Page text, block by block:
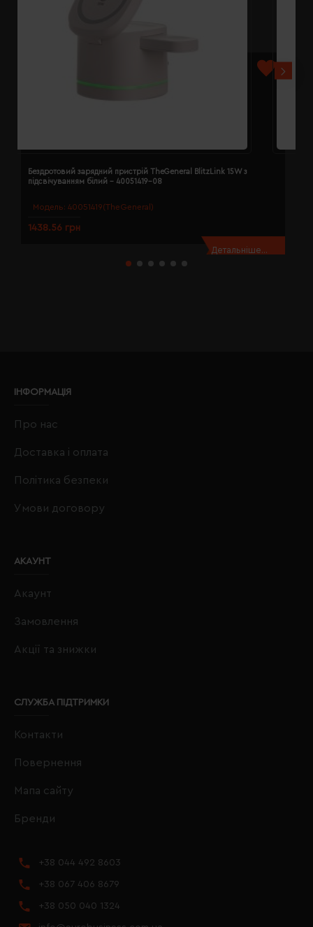
Модель: 40051419(TheGeneral)
Бездротовий зарядний пристрій TheGeneral BlitzLink 15W з
підсвічуванням білий - 40051419-08
1438.56 грн
Детальніше...
ІНФОРМАЦІЯ
Про нас
Доставка і оплата
Політика безпеки
Умови договору
АКАУНТ
Акаунт
Замовлення
Акції та знижки
СЛУЖБА ПІДТРИМКИ
Контакти
Повернення
Мапа сайту
Бренди
+38 044 492 8603
+38 067 406 8679
+38 050 040 1324